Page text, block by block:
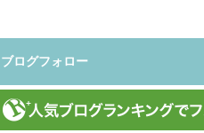
ブログフォロー